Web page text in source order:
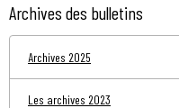
Archives des bulletins
Archives 2025
Les archives 2023